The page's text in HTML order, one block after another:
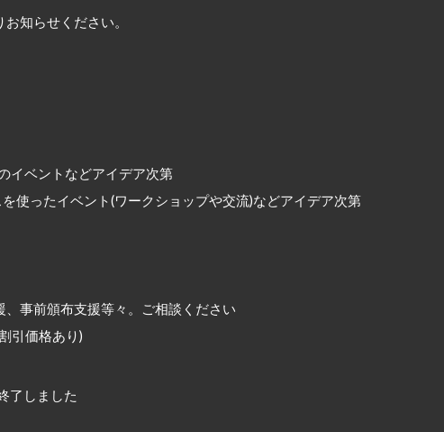
知らせください。
イベント などアイデア次第
使ったイベント(ワークショップや交流)などアイデア次第
事前頒布支援等々 。ご相談ください
引価格あり)
了しました